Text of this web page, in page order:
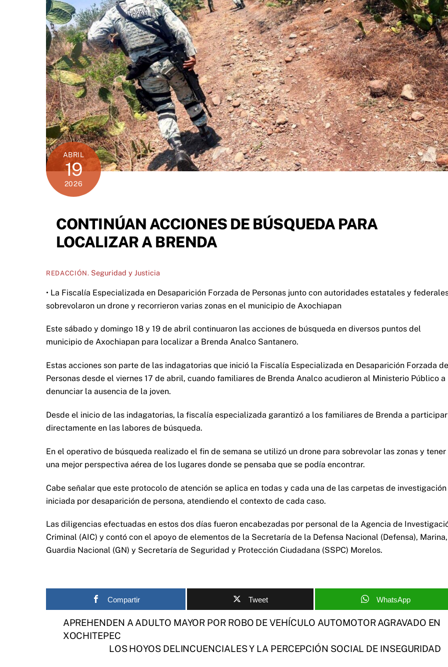
ABRIL
19
2026
CONTINÚAN ACCIONES DE BÚSQUEDA PARA
LOCALIZAR A BRENDA
REDACCIÓN. Seguridad y Justicia
• La Fiscalía Especializada en Desaparición Forzada de Personas junto con autoridades estatales y
sobrevolaron un drone y recorrieron varias zonas en el municipio de Axochiapan
Este sábado y domingo 18 y 19 de abril continuaron las acciones de búsqueda en diversos puntos del
municipio de Axochiapan para localizar a Brenda Analco Santanero.
Estas acciones son parte de las indagatorias que inició la Fiscalía Especializada en Desaparición Forzada de
Personas desde el viernes 17 de abril, cuando familiares de Brenda Analco acudieron al Ministerio Público a
denunciar la ausencia de la joven.
Desde el inicio de las indagatorias, la fiscalía especializada garantizó a los familiares de Brenda a participar
directamente en las labores de búsqueda.
En el operativo de búsqueda realizado el fin de semana se utilizó un drone para sobrevolar las zonas y tener
una mejor perspectiva aérea de los lugares donde se pensaba que se podía encontrar.
Cabe señalar que este protocolo de atención se aplica en todas y cada una de las carpetas de investigación
iniciada por desaparición de persona, atendiendo el contexto de cada caso.
Las diligencias efectuadas en estos dos días fueron encabezadas por personal de la Agencia de
Criminal (AIC) y contó con el apoyo de elementos de la Secretaría de la Defensa Nacional (Defensa), Marina,
Guardia Nacional (GN) y Secretaría de Seguridad y Protección Ciudadana (SSPC) Morelos.
Compartir Tweet WhatsApp
APREHENDEN A ADULTO MAYOR POR ROBO DE VEHÍCULO AUTOMOTOR AGRAVADO EN
XOCHITEPEC
LOS HOYOS DELINCUENCIALES Y LA PERCEPCIÓN SOCIAL DE INSEGURIDAD